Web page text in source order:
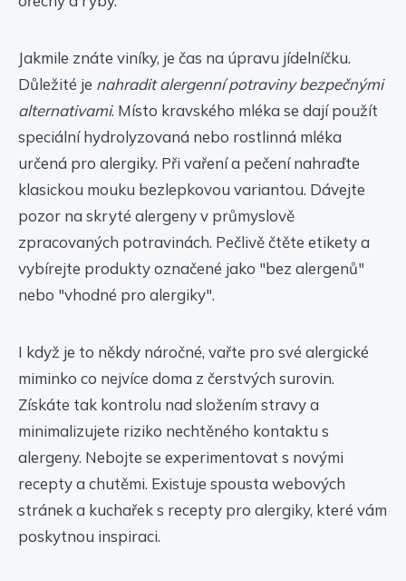
Jakmile znáte viníky, je čas na úpravu jídelníčku.
Důležité je nahradit alergenní potraviny bezpečnými
alternativami. Místo kravského mléka se dají použít
speciální hydrolyzovaná nebo rostlinná mléka
určená pro alergiky. Při vaření a pečení nahraďte
klasickou mouku bezlepkovou variantou. Dávejte
pozor na skryté alergeny v průmyslově
zpracovaných potravinách. Pečlivě čtěte etikety a
vybírejte produkty označené jako "bez alergenů"
nebo "vhodné pro alergiky".
I když je to někdy náročné, vařte pro své alergické
miminko co nejvíce doma z čerstvých surovin.
Získáte tak kontrolu nad složením stravy a
minimalizujete riziko nechtěného kontaktu s
alergeny. Nebojte se experimentovat s novými
recepty a chutěmi. Existuje spousta webových
stránek a kuchařek s recepty pro alergiky, které vám
poskytnou inspiraci.